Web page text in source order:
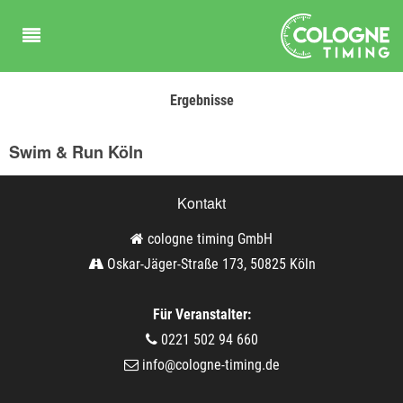
Ergebnisse
Swim & Run Köln
Kontakt
cologne timing GmbH
Oskar-Jäger-Straße 173, 50825 Köln
Für Veranstalter:
0221 502 94 660
info@cologne-timing.de